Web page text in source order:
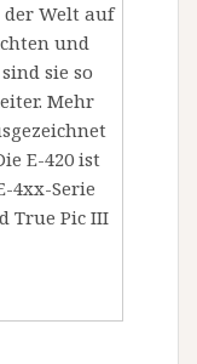
der Welt auf
und
sie so
Mehr
E-420 ist
4xx-Serie
True Pic III